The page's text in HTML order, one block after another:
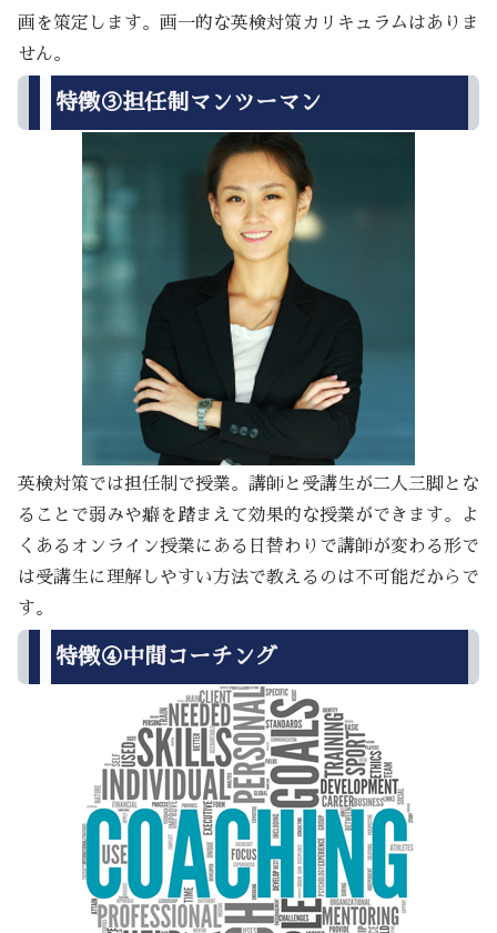
画を策定します。画一的な英検対策カリキュラムはありま
せん。
特徴③担任制マンツーマン
英検対策では担任制で授業。講師と受講生が二人三脚とな
ることで弱みや癖を踏まえて効果的な授業ができます。よ
くあるオンライン授業にある日替わりで講師が変わる形で
は受講生に理解しやすい方法で教えるのは不可能だからで
す。
特徴④中間コーチング